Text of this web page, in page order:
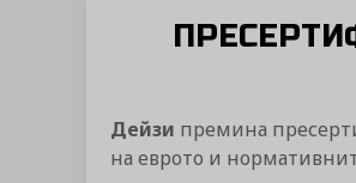
Дейзи премина
на еврото и